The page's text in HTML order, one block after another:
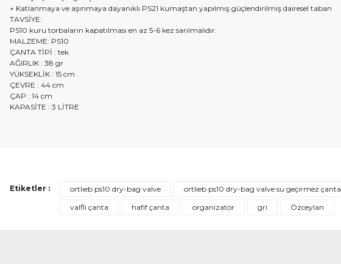
+ Katlanmaya ve aşınmaya dayanıklı PS21 kumaştan yapılmış güçlendirilmiş dairesel taban
TAVSİYE:
PS10 kuru torbaların kapatılması en az 5-6 kez sarılmalıdır.
MALZEME: PS10
ÇANTA TİPİ : tek
AĞIRLIK : 38 gr
YÜKSEKLİK : 15 cm
ÇEVRE : 44 cm
ÇAP : 14 cm
KAPASİTE : 3 LİTRE
Etiketler : ortlıeb ps10 dry-bag valve ortlieb ps10 dry-bag valve su geçirmez çanta
valfli çanta
hafif çanta organizatör gri Özceylan